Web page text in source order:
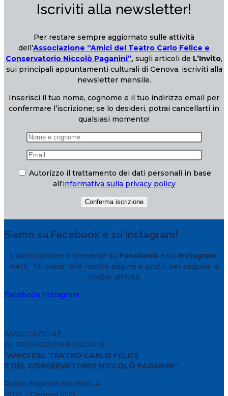
Iscriviti alla newsletter!
Per restare sempre aggiornato sulle attività
dell’Associazione “Amici del Teatro Carlo Felice e
Conservatorio Niccolò Paganini”, sugli articoli de L’Invito,
sui principali appuntamenti culturali di Genova, iscriviti alla
newsletter mensile.
Inserisci il tuo nome, cognome e il tuo indirizzo email per
confermare l’iscrizione; se lo desideri, potrai cancellarti in
qualsiasi momento!
Autorizzo il trattamento dei dati personali in base
all'informativa sulla privacy policy
Siamo su Facebook e su Instagram!
L’Associazione è presente su Facebook e su Instagram:
metti “Mi piace” alle nostre pagine e profili per seguire le
nostre attività.
Facebook Instagram
ASSOCIAZIONE
DI PROMOZIONE SOCIALE
“AMICI DEL TEATRO CARLO FELICE
E DEL CONSERVATORIO NICCOLÒ PAGANINI”
Passo Eugenio Montale, 4